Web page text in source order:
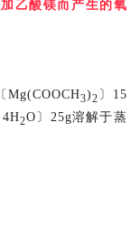
乙酸镁而产生的氧
Mg(COOCH3)2 〕15
2O〕25g溶解于蒸